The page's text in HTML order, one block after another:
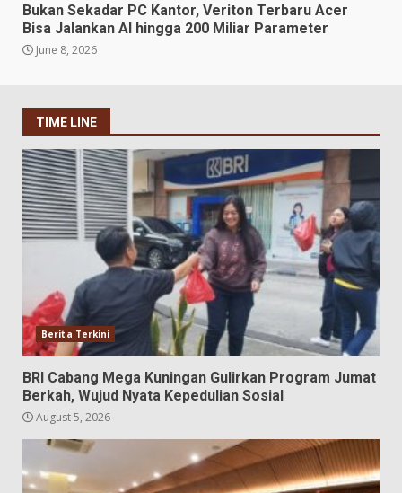
Bukan Sekadar PC Kantor, Veriton Terbaru Acer
Bisa Jalankan AI hingga 200 Miliar Parameter
June 8, 2026
TIME LINE
Berita Terkini
BRI Cabang Mega Kuningan Gulirkan Program Jumat
Berkah, Wujud Nyata Kepedulian Sosial
August 5, 2026